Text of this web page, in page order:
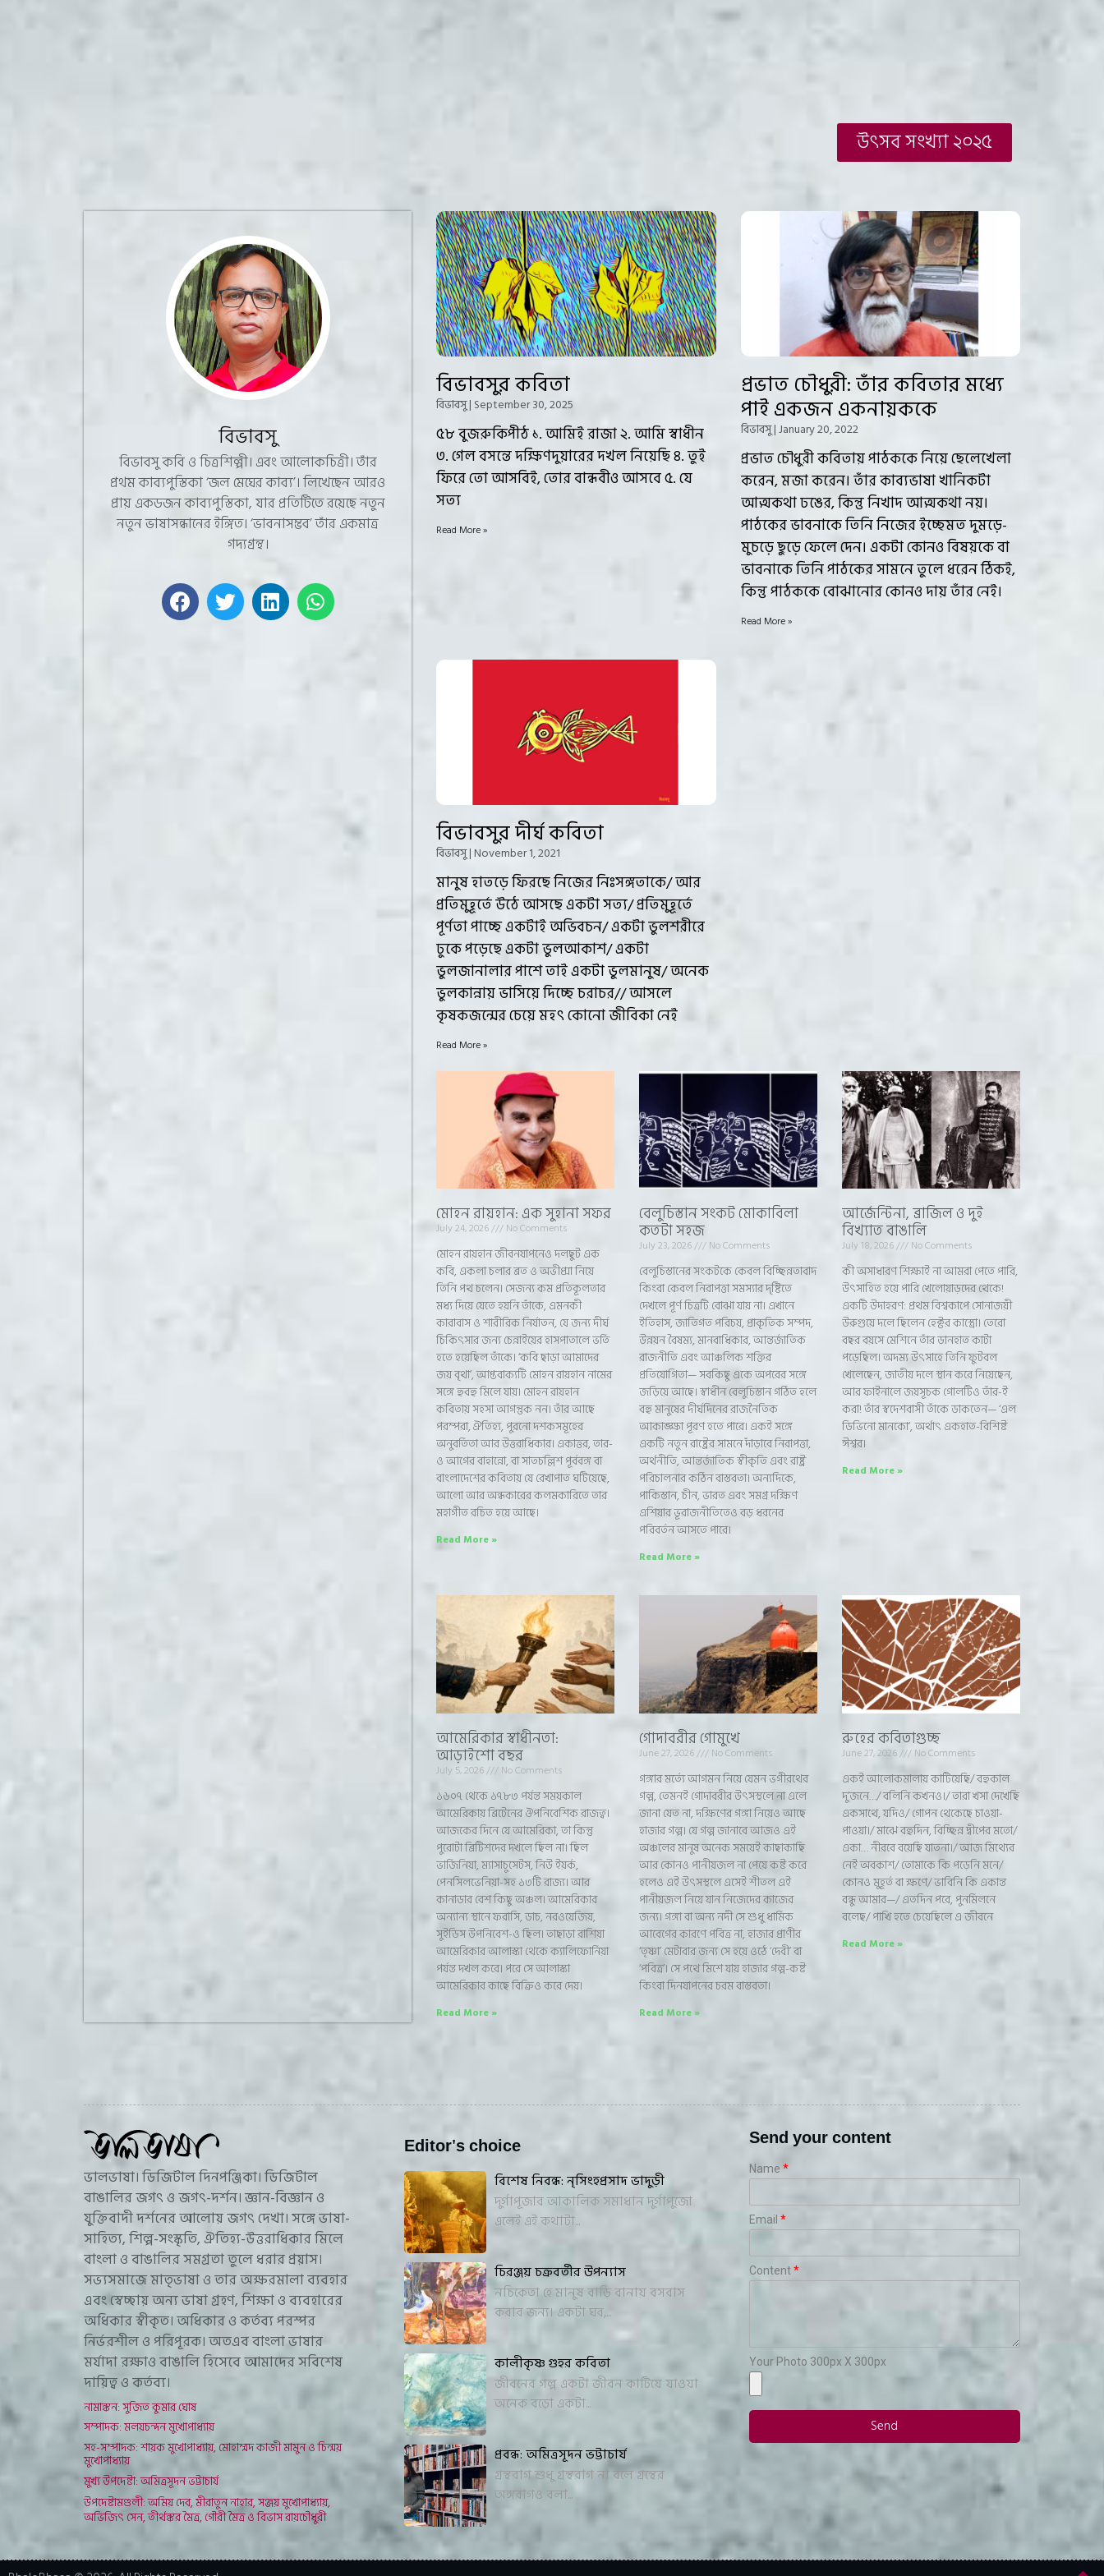
উৎসব সংখ্যা ২০২৫
বিভাবসু
বিভাবসু কবি ও চিত্রশিল্পী। এবং আলোকচিত্রী। তাঁর
প্রথম কাব্যপুস্তিকা ‘জল মেঘের কাব্য’। লিখেছেন আরও
প্রায় একডজন কাব্যপুস্তিকা, যার প্রতিটিতে রয়েছে নতুন
নতুন ভাষাসন্ধানের ইঙ্গিত। ‘ভাবনাসম্ভব’ তাঁর একমাত্র
গদ্যগ্রন্থ।
বিভাবসুর কবিতা
বিভাবসু September 30, 2025
৫৮ বুজরুকিপীঠ ১. আমিই রাজা ২. আমি স্বাধীন
৩. গেল বসন্তে দক্ষিণদুয়ারের দখল নিয়েছি ৪. তুই
ফিরে তো আসবিই, তোর বান্ধবীও আসবে ৫. যে
সত্য
Read More »
প্রভাত চৌধুরী: তাঁর কবিতার মধ্যে
পাই একজন একনায়ককে
বিভাবসু January 20, 2022
প্রভাত চৌধুরী কবিতায় পাঠককে নিয়ে ছেলেখেলা
করেন, মজা করেন। তাঁর কাব্যভাষা খানিকটা
আত্মকথা ঢঙের, কিন্তু নিখাদ আত্মকথা নয়।
পাঠকের ভাবনাকে তিনি নিজের ইচ্ছেমত দুমড়ে-
মুচড়ে ছুড়ে ফেলে দেন। একটা কোনও বিষয়কে বা
ভাবনাকে তিনি পাঠকের সামনে তুলে ধরেন ঠিকই,
কিন্তু পাঠককে বোঝানোর কোনও দায় তাঁর নেই।
Read More »
বিভাবসুর দীর্ঘ কবিতা
বিভাবসু November 1, 2021
মানুষ হাতড়ে ফিরছে নিজের নিঃসঙ্গতাকে/ আর
প্রতিমুহূর্তে উঠে আসছে একটা সত্য/ প্রতিমুহূর্তে
পূর্ণতা পাচ্ছে একটাই অভিবচন/ একটা ভুলশরীরে
ঢুকে পড়েছে একটা ভুলআকাশ/ একটা
ভুলজানালার পাশে তাই একটা ভুলমানুষ/ অনেক
ভুলকান্নায় ভাসিয়ে দিচ্ছে চরাচর// আসলে
কৃষকজন্মের চেয়ে মহৎ কোনো জীবিকা নেই
Read More »
মোহন রায়হান: এক সুহানা সফর
July 24, 2026 No Comments
মোহন রায়হান জীবনযাপনেও দলছুট এক
কবি, একলা চলার ব্রত ও অভীপ্সা নিয়ে
তিনি পথ চলেন। সেজন্য কম প্রতিকূলতার
মধ্য দিয়ে যেতে হয়নি তাঁকে, এমনকী
কারাবাস ও শারীরিক নির্যাতন, যে জন্য দীর্ঘ
চিকিৎসার জন্য চেন্নাইয়ের হাসপাতালে ভর্তি
হতে হয়েছিল তাঁকে। ‘কবি ছাড়া আমাদের
জয় বৃথা’, আপ্তবাক্যটি মোহন রায়হান নামের
সঙ্গে হুবহু মিলে যায়। মোহন রায়হান
কবিতায় সহসা আগন্তুক নন। তাঁর আছে
পরম্পরা, ঐতিহ্য, পুরনো দশকসমূহের
অনুবর্তিতা আর উত্তরাধিকার। একাত্তর, তার-
ও আগের বাহান্নো, বা সাতচল্লিশ পূর্ববঙ্গ বা
বাংলাদেশের কবিতায় যে রেখাপাত ঘটিয়েছে,
আলো আর অন্ধকারের কলমকারিতে তার
মহাগীত রচিত হয়ে আছে।
Read More »
বেলুচিস্তান সংকট মোকাবিলা
কতটা সহজ
July 23, 2026 No Comments
বেলুচিস্তানের সংকটকে কেবল বিচ্ছিন্নতাবাদ
কিংবা কেবল নিরাপত্তা সমস্যার দৃষ্টিতে
দেখলে পূর্ণ চিত্রটি বোঝা যায় না। এখানে
ইতিহাস, জাতিগত পরিচয়, প্রাকৃতিক সম্পদ,
উন্নয়ন বৈষম্য, মানবাধিকার, আন্তর্জাতিক
রাজনীতি এবং আঞ্চলিক শক্তির
প্রতিযোগিতা— সবকিছু একে অপরের সঙ্গে
জড়িয়ে আছে। স্বাধীন বেলুচিস্তান গঠিত হলে
বহু মানুষের দীর্ঘদিনের রাজনৈতিক
আকাঙ্ক্ষা পূরণ হতে পারে। একই সঙ্গে
একটি নতুন রাষ্ট্রের সামনে দাঁড়াবে নিরাপত্তা,
অর্থনীতি, আন্তর্জাতিক স্বীকৃতি এবং রাষ্ট্র
পরিচালনার কঠিন বাস্তবতা। অন্যদিকে,
পাকিস্তান, চীন, ভারত এবং সমগ্র দক্ষিণ
এশিয়ার ভূরাজনীতিতেও বড় ধরনের
পরিবর্তন আসতে পারে।
Read More »
আর্জেন্টিনা, ব্রাজিল ও দুই
বিখ্যাত বাঙালি
July 18, 2026 No Comments
কী অসাধারণ শিক্ষাই না আমরা পেতে পারি,
উৎসাহিত হয়ে পারি খেলোয়াড়দের থেকে!
একটি উদাহরণ: প্রথম বিশ্বকাপে সোনাজয়ী
উরুগুয়ে দলে ছিলেন হেক্টর কাস্ত্রো। তেরো
বছর বয়সে মেশিনে তাঁর ডানহাত কাটা
পড়েছিল। অদম্য উৎসাহে তিনি ফুটবল
খেলেছেন, জাতীয় দলে স্থান করে নিয়েছেন,
আর ফাইনালে জয়সূচক গোলটিও তাঁর-ই
করা! তাঁর স্বদেশবাসী তাঁকে ডাকতেন— ‘এল
ডিভিনো মানকো’, অর্থাৎ একহাত-বিশিষ্ট
ঈশ্বর।
Read More »
আমেরিকার স্বাধীনতা:
আড়াইশো বছর
July 5, 2026 No Comments
১৬০৭ থেকে ১৭৮৩ পর্যন্ত সময়কাল
আমেরিকায় ব্রিটেনের ঔপনিবেশিক রাজত্ব।
আজকের দিনে যে আমেরিকা, তা কিন্তু
পুরোটা ব্রিটিশদের দখলে ছিল না। ছিল
ভার্জিনিয়া, ম্যাসাচুসেটস, নিউ ইয়র্ক,
পেনসিলভেনিয়া-সহ ১৩টি রাজ্য। আর
কানাডার বেশ কিছু অঞ্চল। আমেরিকার
অন্যান্য স্থানে ফরাসি, ডাচ, নরওয়েজিয়,
সুইডিস উপনিবেশ-ও ছিল। তাছাড়া রাশিয়া
আমেরিকার আলাস্কা থেকে ক্যালিফোর্নিয়া
পর্যন্ত দখল করে। পরে সে আলাস্কা
আমেরিকার কাছে বিক্রিও করে দেয়।
Read More »
গোদাবরীর গোমুখে
June 27, 2026 No Comments
গঙ্গার মর্ত্যে আগমন নিয়ে যেমন ভগীরথের
গল্প, তেমনই গোদাবরীর উৎসস্থলে না এলে
জানা যেত না, দক্ষিণের গঙ্গা নিয়েও আছে
হাজার গল্প। যে গল্প জানাবে আজও এই
অঞ্চলের মানুষ অনেক সময়েই কাছাকাছি
আর কোনও পানীয়জল না পেয়ে কষ্ট করে
হলেও এই উৎসস্থলে এসেই শীতল এই
পানীয়জল নিয়ে যান নিজেদের কাজের
জন্য। গঙ্গা বা অন্য নদী সে শুধু ধার্মিক
আবেগের কারণে পবিত্র না, হাজার প্রাণীর
‘তৃষ্ণা’ মেটাবার জন্য সে হয়ে ওঠে ‘দেবী’ বা
‘পবিত্র’। সে পথে মিশে যায় হাজার গল্প-কষ্ট
কিংবা দিনযাপনের চরম বাস্তবতা।
Read More »
রুহের কবিতাগুচ্ছ
June 27, 2026 No Comments
একই আলোকমালায় কাটিয়েছি/ বহুকাল
দু’জনে…/ বলিনি কখনও।/ তারা খসা দেখেছি
একসাথে, যদিও/ গোপন থেকেছে চাওয়া-
পাওয়া।/ মাঝে বহুদিন, বিচ্ছিন্ন দ্বীপের মতো/
একা… নীরবে বয়েছি যাতনা।/ আজ মিথ্যের
নেই অবকাশ/ তোমাকে কি পড়েনি মনে/
কোনও মুহূর্ত বা ক্ষণে/ ভাবিনি কি একান্ত
বন্ধু আমার—/ এতদিন পরে, পুনর্মিলনে
বলেছ/ পাখি হতে চেয়েছিলে এ জীবনে
Read More »
ভালভাষা। ডিজিটাল দিনপঞ্জিকা। ডিজিটাল
বাঙালির জগৎ ও জগৎ-দর্শন। জ্ঞান-বিজ্ঞান ও
যুক্তিবাদী দর্শনের আলোয় জগৎ দেখা। সঙ্গে ভাষা-
সাহিত্য, শিল্প-সংস্কৃতি, ঐতিহ্য-উত্তরাধিকার মিলে
বাংলা ও বাঙালির সমগ্রতা তুলে ধরার প্রয়াস।
সভ্যসমাজে মাতৃভাষা ও তার অক্ষরমালা ব্যবহার
এবং স্বেচ্ছায় অন্য ভাষা গ্রহণ, শিক্ষা ও ব্যবহারের
অধিকার স্বীকৃত। অধিকার ও কর্তব্য পরস্পর
নির্ভরশীল ও পরিপূরক। অতএব বাংলা ভাষার
মর্যাদা রক্ষাও বাঙালি হিসেবে আমাদের সবিশেষ
দায়িত্ব ও কর্তব্য।
নামাঙ্কন: সুজিত কুমার ঘোষ
সম্পাদক: মলয়চন্দন মুখোপাধ্যায়
সহ-সম্পাদক: শায়ক মুখোপাধ্যায়, মোহাম্মদ কাজী মামুন ও চিন্ময়
মুখোপাধ্যায়
মুখ্য উপদেষ্টা: অমিত্রসূদন ভট্টাচার্য
উপদেষ্টামণ্ডলী: অমিয় দেব, মীরাতুন নাহার, সঞ্জয় মুখোপাধ্যায়,
অভিজিৎ সেন, তীর্থঙ্কর মৈত্র, গৌরী মৈত্র ও বিভাস রায়চৌধুরী
Editor's choice
বিশেষ নিবন্ধ: নৃসিংহপ্রসাদ ভাদুড়ী
দুর্গাপূজার আকালিক সমাধান দুর্গাপুজো
এলেই এই কথাটা...
চিরঞ্জয় চক্রবর্তীর উপন্যাস
নচিকেতা হে মানুষ বাড়ি বানায় বসবাস
করার জন্য। একটা ঘর,...
কালীকৃষ্ণ গুহর কবিতা
জীবনের গল্প একটা জীবন কাটিয়ে যাওয়া
অনেক বড়ো একটা...
প্রবন্ধ: অমিত্রসূদন ভট্টাচার্য
গ্রন্থরাগ শুধু গ্রন্থরাগ না বলে গ্রন্থের
অঙ্গরাগও বলা...
Send your content
Name
Email
Content
Your Photo 300px X 300px
Send